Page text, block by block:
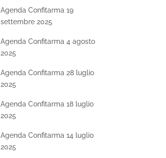
Agenda Confitarma 19
settembre 2025
Agenda Confitarma 4 agosto
2025
Agenda Confitarma 28 luglio
2025
Agenda Confitarma 18 luglio
2025
Agenda Confitarma 14 luglio
2025